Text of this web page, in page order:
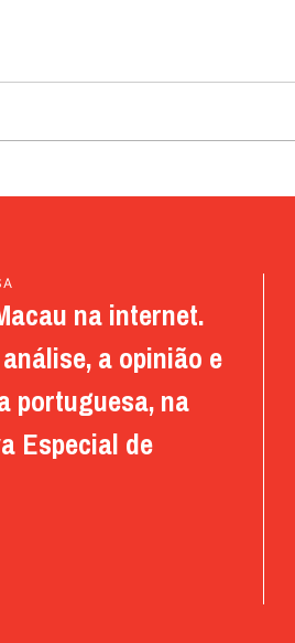
na internet.
a opinião e
portuguesa, na
Especial de